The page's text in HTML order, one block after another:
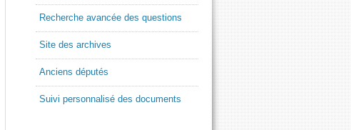
Recherche avancée des questions
Site des archives
Anciens députés
Suivi personnalisé des documents